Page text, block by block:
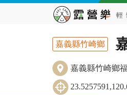
嘉義縣竹崎鄉
嘉義縣竹崎鄉